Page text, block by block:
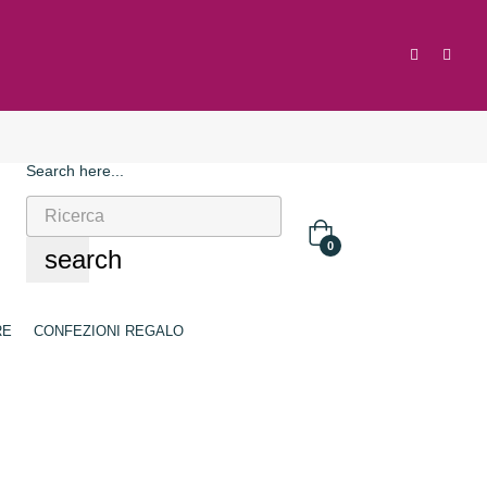
Search here...
search 0
CONFEZIONI REGALO